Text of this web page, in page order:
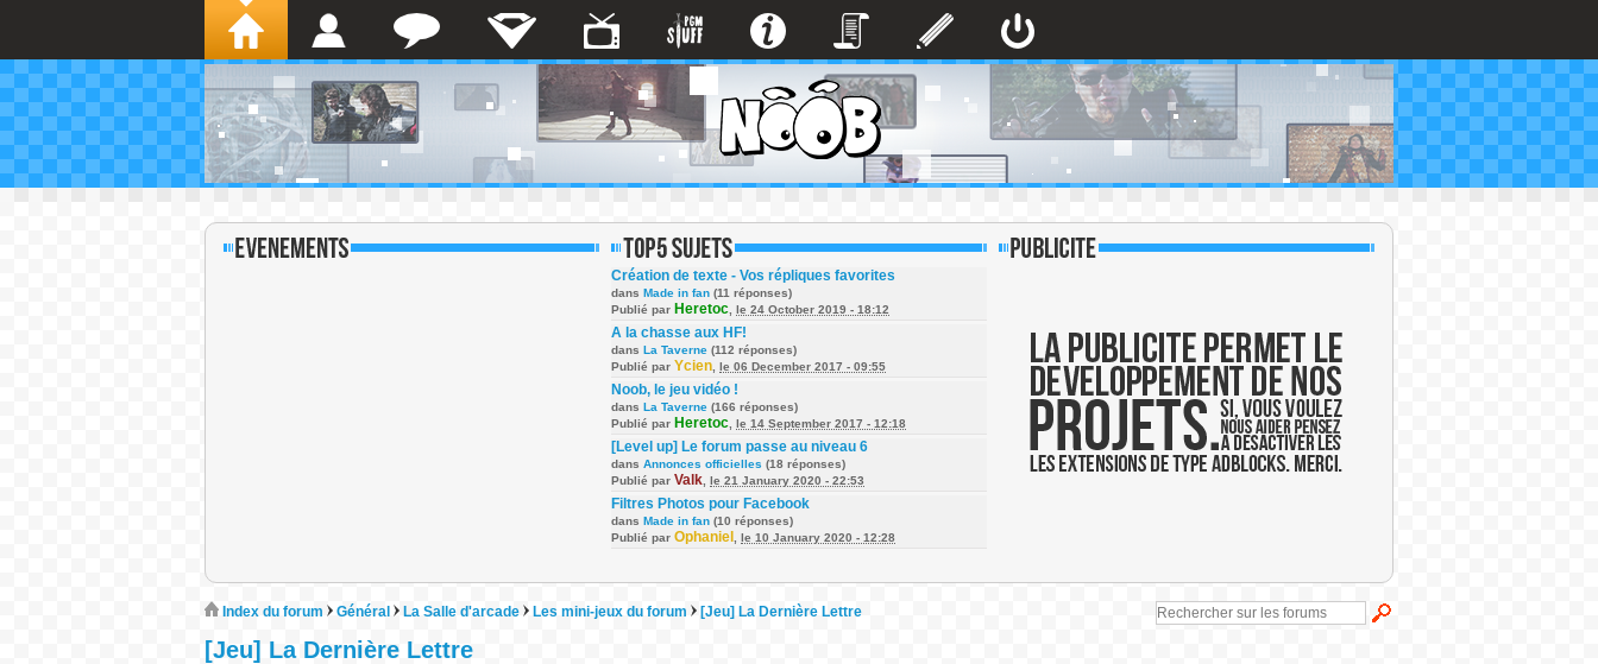
Création de texte - Vos répliques favorites
dans Made in fan (11 réponses)
Publié par Heretoc le 24 October 2019 - 18:12
A la chasse aux HF!
dans La Taverne (112 réponses)
Publié par Ycien le 06 December 2017 - 09:55
Noob, le jeu vidéo !
dans La Taverne (166 réponses)
Publié par Heretoc le 14 September 2017 - 12:18
[Level up] Le forum passe au niveau 6
dans Annonces officielles (18 réponses)
Publié par Valk le 21 January 2020 - 22:53
Filtres Photos pour Facebook
dans Made in fan (10 réponses)
Publié par Ophaniel le 10 January 2020 - 12:28
Index du forum Général La Salle d'arcade Les mini-jeux du forum [Jeu] La Dernière Lettre
[Jeu] La Dernière Lettre